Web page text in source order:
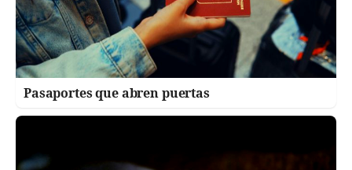
Pasaportes que abren puertas